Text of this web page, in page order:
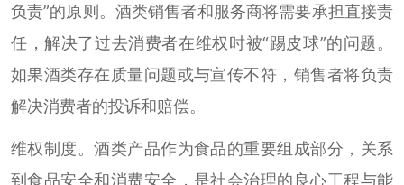
负责”的原则。酒类销售者和服务商将需要承担直接责
任，解决了过去消费者在维权时被“踢皮球”的问题。
如果酒类存在质量问题或与宣传不符，销售者将负责
解决消费者的投诉和赔偿。
维权制度。酒类产品作为食品的重要组成部分，关系
到食品安全和消费安全，是社会治理的良心工程与能